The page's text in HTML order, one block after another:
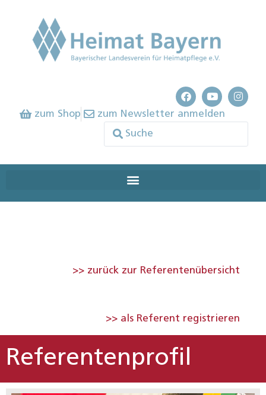
zum Shop zum Newsletter anmelden
>> zurück zur Referentenübersicht
>> als Referent registrieren
Referentenprofil